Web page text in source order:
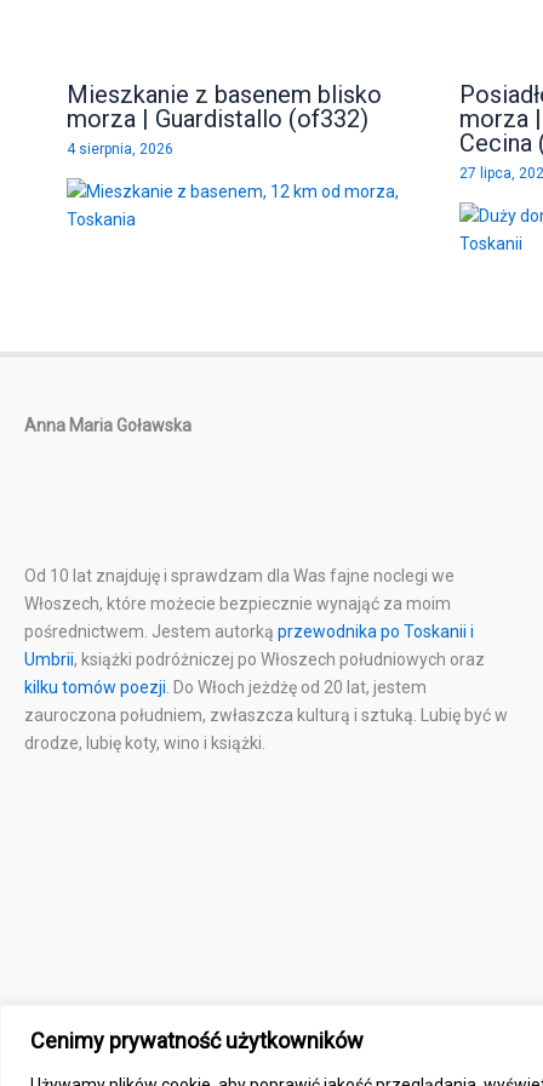
Cenimy prywatność użytkowników
Mieszkanie z basenem blisko
morza | Guardistallo (of332)
4 sierpnia, 2026
morza
Cecina
27 lipca,
Anna Maria Goławska
Od 10 lat znajduję i sprawdzam dla Was fajne noclegi we
Włoszech, które możecie bezpiecznie wynająć za moim
pośrednictwem. Jestem autorką przewodnika po Toskanii i
Umbrii, książki podróżniczej po Włoszech południowych oraz
kilku tomów poezji. Do Włoch jeżdżę od 20 lat, jestem
zauroczona południem, zwłaszcza kulturą i sztuką. Lubię być w
drodze, lubię koty, wino i książki.